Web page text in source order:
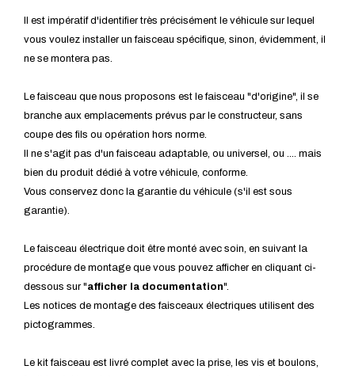
Il est impératif d'identifier très précisément le véhicule sur lequel
vous voulez installer un faisceau spécifique, sinon, évidemment, il
ne se montera pas.
Le faisceau que nous proposons est le faisceau "d'origine", il se
branche aux emplacements prévus par le constructeur, sans
coupe des fils ou opération hors norme.
Il ne s'agit pas d'un faisceau adaptable, ou universel, ou .... mais
bien du produit dédié à votre véhicule, conforme.
Vous conservez donc la garantie du véhicule (s'il est sous
garantie).
Le faisceau électrique doit être monté avec soin, en suivant la
procédure de montage que vous pouvez afficher en cliquant ci-
dessous sur "afficher la documentation".
Les notices de montage des faisceaux électriques utilisent des
pictogrammes.
Le kit faisceau est livré complet avec la prise, les vis et boulons,